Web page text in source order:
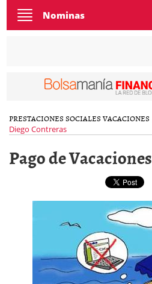
Toggle
navigation
Nominas
PRESTACIONES SOCIALES VACACIONES
Diego Contreras
Pago de Vacaciones